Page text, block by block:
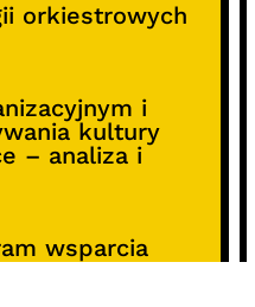
orkiestrowych
i
kultury
– analiza i
wsparcia